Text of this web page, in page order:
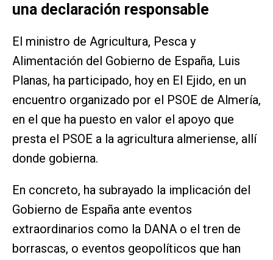
una declaración responsable
El ministro de Agricultura, Pesca y
Alimentación del Gobierno de España, Luis
Planas, ha participado, hoy en El Ejido, en un
encuentro organizado por el PSOE de Almería,
en el que ha puesto en valor el apoyo que
presta el PSOE a la agricultura almeriense, allí
donde gobierna.
En concreto, ha subrayado la implicación del
Gobierno de España ante eventos
extraordinarios como la DANA o el tren de
borrascas, o eventos geopolíticos que han